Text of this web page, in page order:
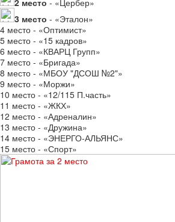
2 место - «Цербер»
3 место - «Эталон»
4 место - «Оптимист»
5 место - «15 кадров»
6 место - «КВАРЦ Групп»
7 место - «Бригада»
8 место - «МБОУ "ДСОШ №2"»
9 место - «Моржи»
10 место - «12/115 П.часть»
11 место - «ЖКХ»
12 место - «Адреналин»
13 место - «Дружина»
14 место - «ЭНЕРГО-АЛЬЯНС»
15 место - «Спорт»